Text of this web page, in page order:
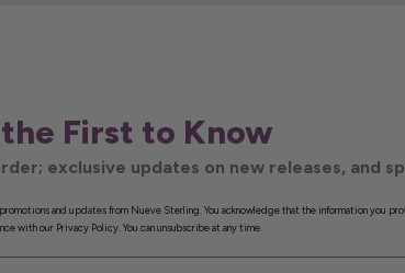
the First to Know
exclusive updates on new releases, and
and updates from Nueve Sterling. You acknowledge that the information you
with our Privacy Policy. You can unsubscribe at any time.